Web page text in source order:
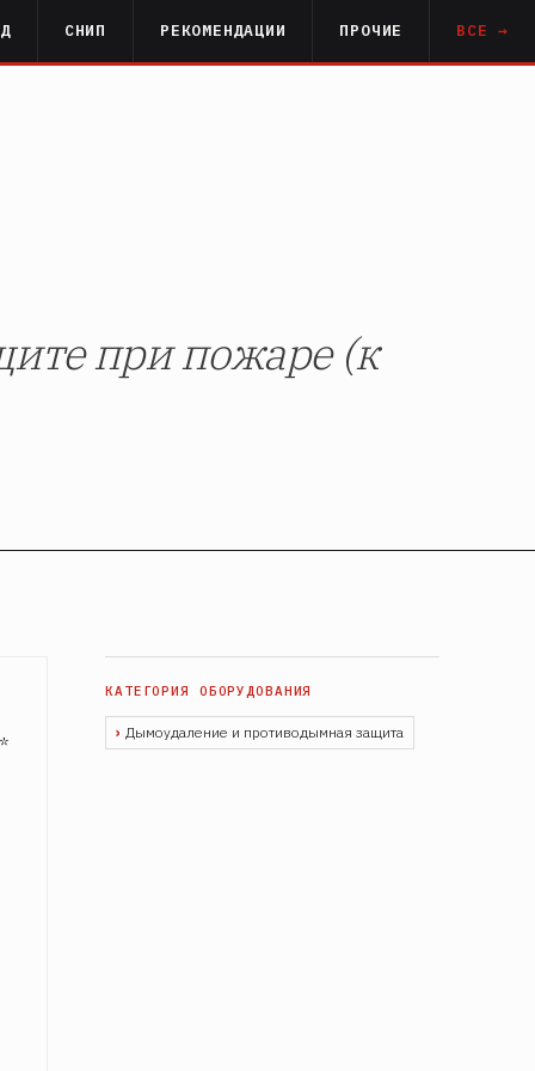
СНИП РЕКОМЕНДАЦИИ ПРОЧИЕ ВСЕ →
при пожаре (к
Дымоудаление и противодымная защита